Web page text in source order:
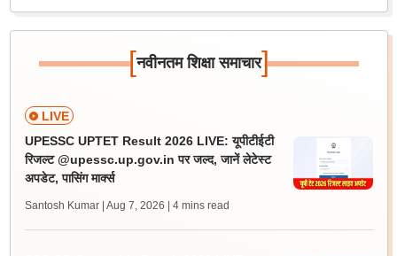
[नवीनतम शिक्षा समाचार]
LIVE
UPESSC UPTET Result 2026 LIVE: यूपीटीईटी
रिजल्ट @upessc.up.gov.in पर जल्द, जानें लेटेस्ट
अपडेट, पासिंग मार्क्स
Santosh Kumar | Aug 7, 2026 | 4 mins read